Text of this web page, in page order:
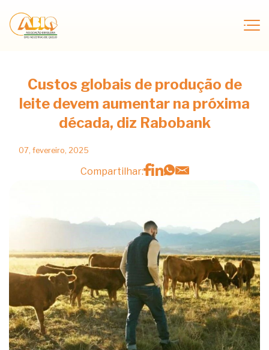
Custos globais de produção de
leite devem aumentar na próxima
década, diz Rabobank
07, fevereiro, 2025
Compartilhar: